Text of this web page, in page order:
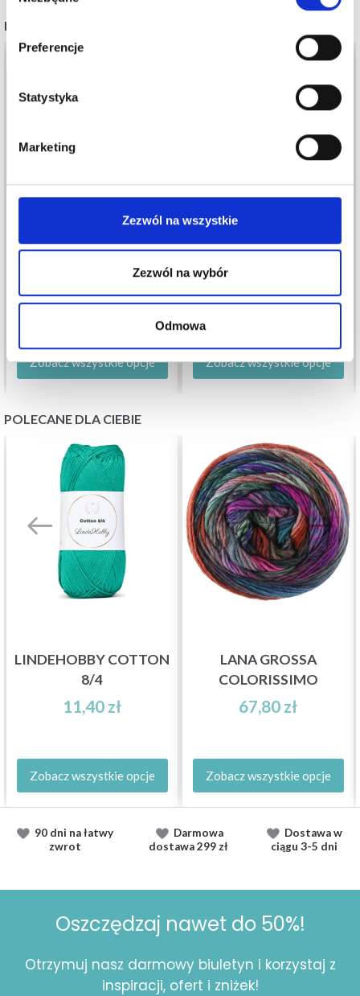
Preferencje
Statystyka
Marketing
Zezwól na wszystkie
Zezwól na wybór
Odmowa
INNI TEŻ WIDZIELI
Promocja
MANOS DEL URUGUAY
118,00 zł138,00 zł
Zobacz wszystkie opcje
PERMIN LEONORA
27,85 zł
Zobacz wszystkie opcje
POLECANE DLA CIEBIE
LINDEHOBBY COTTON
8/4
11,40 zł
Zobacz wszystkie opcje
LANA GROSSA
COLORISSIMO
67,80 zł
Zobacz wszystkie opcje
90 dni na łatwy
zwrot
Darmowa
dostawa299 zł
Dostawaw
ciągu 3-5 dni
Oszczędzaj nawet do 50%!
Otrzymuj nasz darmowy biuletyn i korzystaj z
inspiracji, ofert i zniżek!